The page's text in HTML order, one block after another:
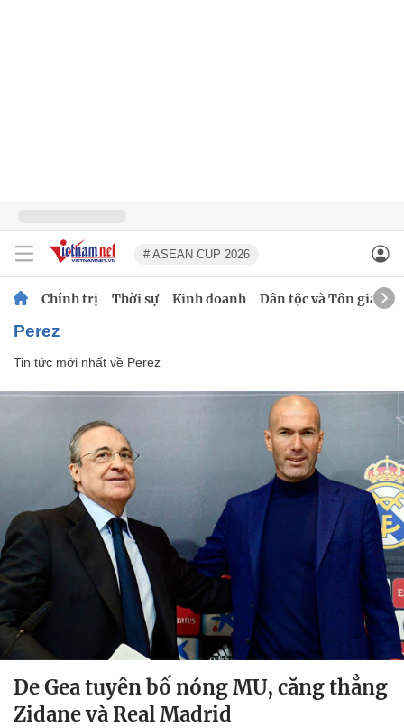
# ASEAN CUP 2026
Chính trị Thời sự Kinh doanh Dân tộc và Tôn giáo
Perez
Tin tức mới nhất về Perez
De Gea tuyên bố nóng MU, căng thẳng
Zidane và Real Madrid